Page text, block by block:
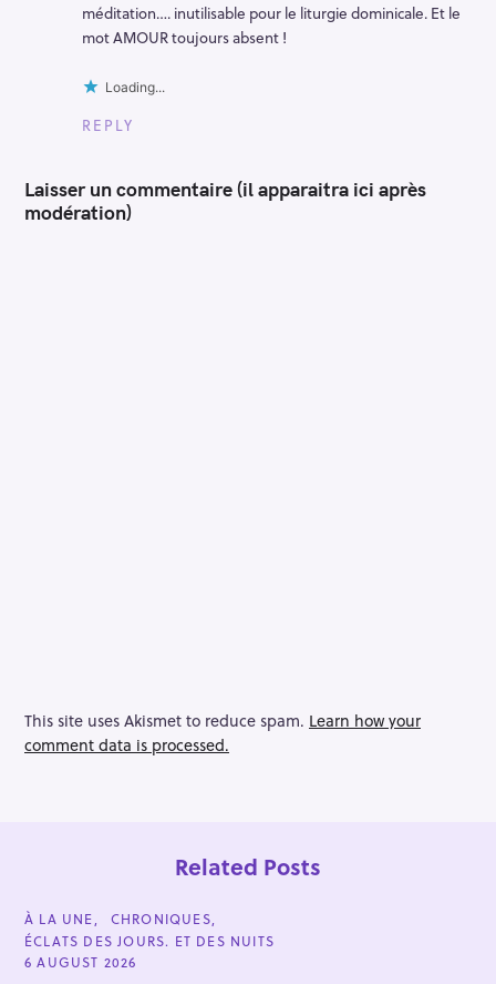
méditation…. inutilisable pour le liturgie dominicale. Et le
mot AMOUR toujours absent !
Loading...
REPLY
Laisser un commentaire (il apparaitra ici après
modération)
This site uses Akismet to reduce spam. Learn how your
comment data is processed.
Related Posts
C
A
T
E
À LA UNE
CHRONIQUES
ÉCLATS DES JOURS. ET DES NUITS
6 AUGUST 2026